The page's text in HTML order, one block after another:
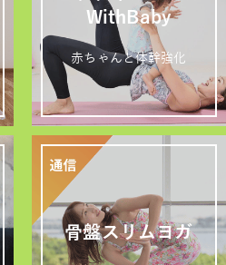
WithBaby
赤ちゃんと体幹強化
骨盤スリムヨガ